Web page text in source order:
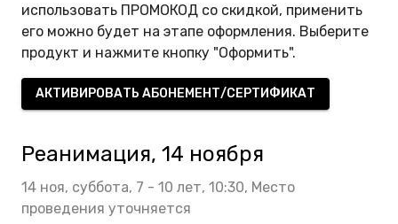
использовать ПРОМОКОД со скидкой, применить
его можно будет на этапе оформления. Выберите
продукт и нажмите кнопку "Оформить".
АКТИВИРОВАТЬ АБОНЕМЕНТ/СЕРТИФИКАТ
Реанимация, 14 ноября
14 ноя, суббота, 7 - 10 лет, 10:30, Место
проведения уточняется